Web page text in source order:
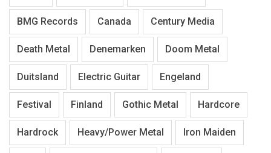
BMG Records Canada Century Media
Death Metal Denemarken Doom Metal
Duitsland Electric Guitar Engeland
Festival Finland Gothic Metal Hardcore
Hardrock Heavy/Power Metal Iron Maiden